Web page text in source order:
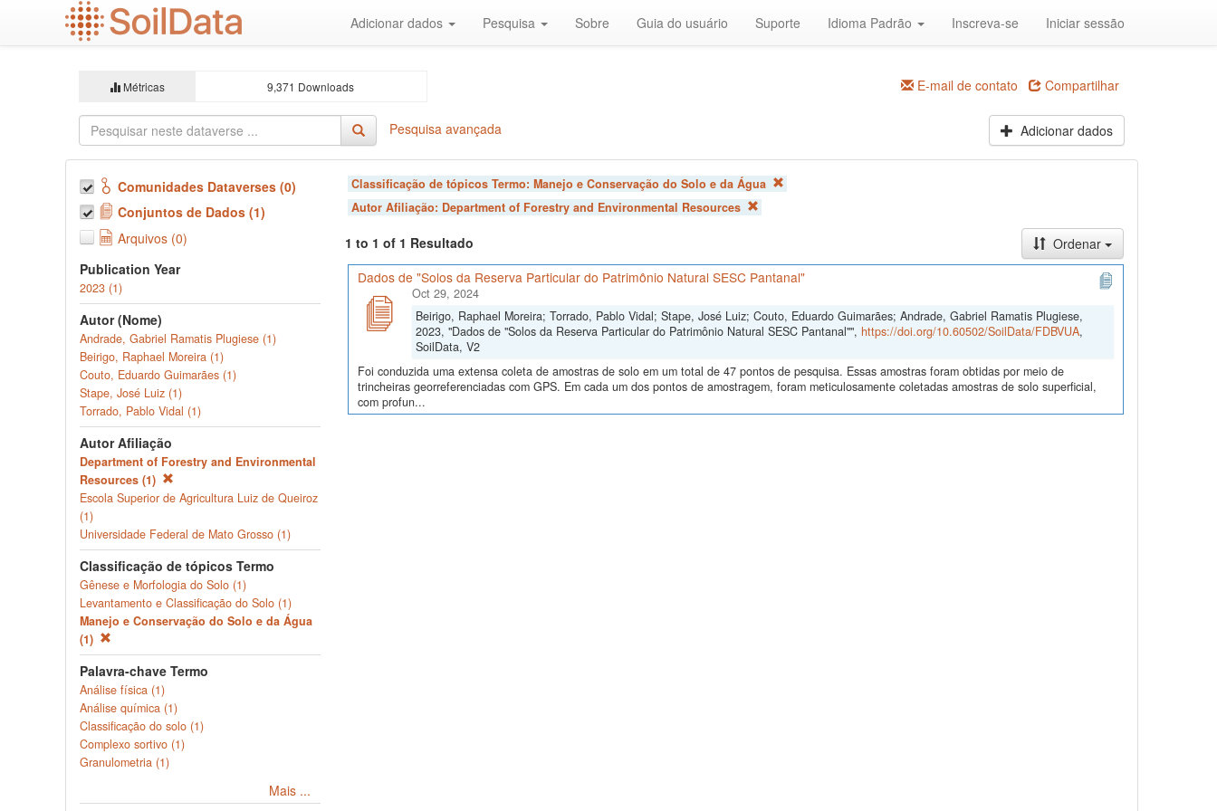
Adicionar dados Pesquisa Sobre Guia do usuário Suporte Idioma Padrão Inscreva-se Iniciar sessão
Métricas 9,371 Downloads E-mail de contato Compartilhar
Pesquisa avançada Adicionar dados
Comunidades Dataverses (0)
Conjuntos de Dados (1)
Arquivos (0)
Publication Year
2023 (1)
Autor (Nome)
Andrade, Gabriel Ramatis Plugiese (1)
Beirigo, Raphael Moreira (1)
Couto, Eduardo Guimarães (1)
Stape, José Luiz (1)
Torrado, Pablo Vidal (1)
Autor Afiliação
Department of Forestry and Environmental
Resources (1)
Escola Superior de Agricultura Luiz de Queiroz
(1)
Universidade Federal de Mato Grosso (1)
Classificação de tópicos Termo
Gênese e Morfologia do Solo (1)
Levantamento e Classificação do Solo (1)
Manejo e Conservação do Solo e da Água
(1)
Palavra-chave Termo
Análise física (1)
Análise química (1)
Classificação do solo (1)
Complexo sortivo (1)
Granulometria (1)
Mais ...
Classificação de tópicos Termo: Manejo e Conservação do Solo e da Água
Autor Afiliação: Department of Forestry and Environmental Resources
1 to 1 of 1 Resultado
Ordenar
Dados de "Solos da Reserva Particular do Patrimônio Natural SESC Pantanal"
Oct 29, 2024
Beirigo, Raphael Moreira; Torrado, Pablo Vidal; Stape, José Luiz; Couto, Eduardo Guimarães; Andrade, Gabriel Ramatis Plugiese,
2023, "Dados de "Solos da Reserva Particular do Patrimônio Natural SESC Pantanal"", https://doi.org/10.60502/SoilData/FDBVUA,
SoilData, V2
Foi conduzida uma extensa coleta de amostras de solo em um total de 47 pontos de pesquisa. Essas amostras foram obtidas por meio de
trincheiras georreferenciadas com GPS. Em cada um dos pontos de amostragem, foram meticulosamente coletadas amostras de solo superficial,
com profun...